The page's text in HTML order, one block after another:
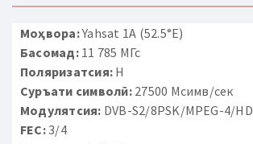
Моҳвора:Yahsat 1A (52.5°E)
Басомад:11 785 МГс
Поляризатсия: H
Суръати символӣ:27500 Мсимв/сек
Модулятсия: DVB-S2/8PSK/MPEG-4/HD
FEC:3/4